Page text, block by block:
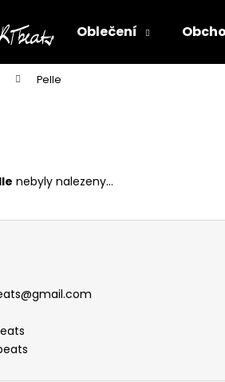
Oblečení
Pelle
nebyly nalezeny...
@gmail.com